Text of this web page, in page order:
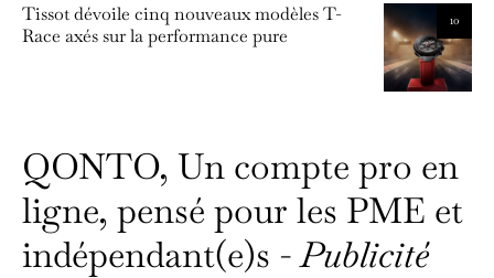
10
Tissot dévoile cinq nouveaux modèles T-
Race axés sur la performance pure
QONTO, Un compte pro en
ligne, pensé pour les PME et
indépendant(e)s -Publicité